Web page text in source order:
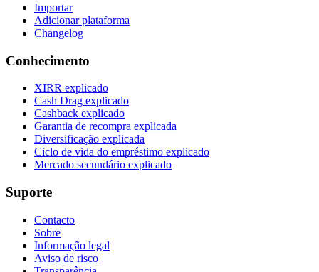
Importar
Adicionar plataforma
Changelog
Conhecimento
XIRR explicado
Cash Drag explicado
Cashback explicado
Garantia de recompra explicada
Diversificação explicada
Ciclo de vida do empréstimo explicado
Mercado secundário explicado
Suporte
Contacto
Sobre
Informação legal
Aviso de risco